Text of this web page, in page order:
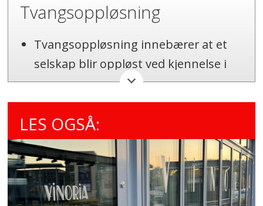
Tvangsoppløsning
Tvangsoppløsning innebærer at et
selskap blir oppløst ved kjennelse i
tingretten.
Årsaken er som regel at selskapet
ikke oppfyller lovpålagte krav, for
eksempel innsendelse av
årsregnskap eller nødvendige
registreringer.
LES OGSÅ: